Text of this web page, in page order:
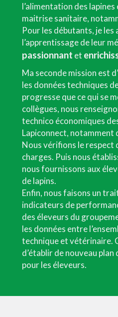
l’alimentation des
maitrise sanitaire,
Pour les débutants, je les
l’apprentissage de leur
passionnant et
Ma seconde mission est
les données techniques
progresse que ce qui se
collègues, nous
technico économiques
Lapiconnect, notamment
Nous vérifions le respect
charges. Puis nous
nous fournissons aux
de lapins.
Enfin, nous faisons un
indicateurs de
des éleveurs du
les données entre
technique et vétérinaire.
d’établir de nouveau
pour les éleveurs.